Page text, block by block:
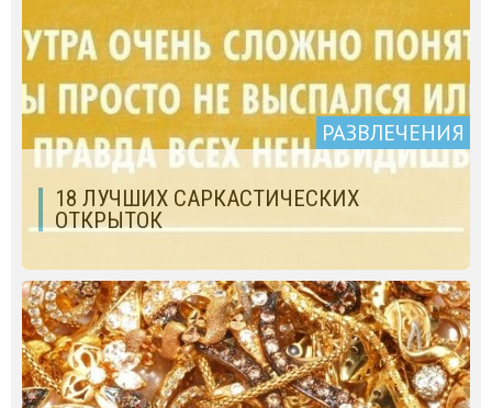
РАЗВЛЕЧЕНИЯ
18 ЛУЧШИХ САРКАСТИЧЕСКИХ
ОТКРЫТОК